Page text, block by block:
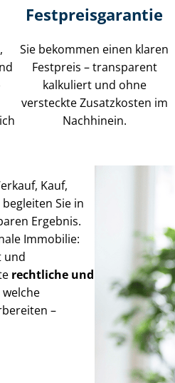
Fest­preis­ga­ran­tie
Sie bekommen einen klaren
Festpreis – transparent
kalkuliert und ohne
versteckte Zusatzkosten im
Nachhinein.
Kauf,
Sie in
Ergebnis.
Immobilie:
und
rechtliche und
–